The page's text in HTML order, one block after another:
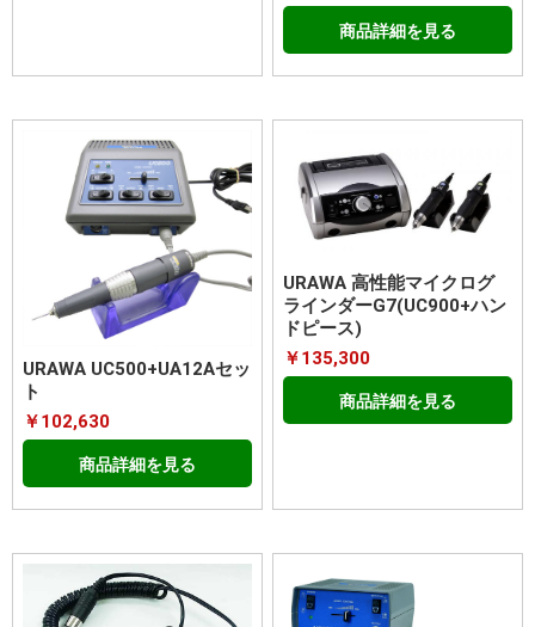
商品詳細を見る
URAWA UC500+UA12Aセッ
ト
￥102,630
商品詳細を見る
URAWA 高性能マイクログ
ラインダーG7(UC900+ハン
ドピース)
￥135,300
商品詳細を見る